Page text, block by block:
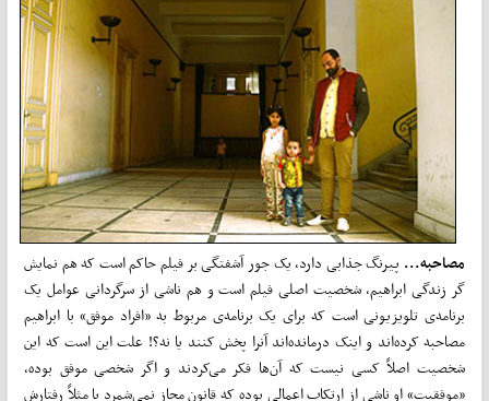
مصاحبه‌...پیرنگ جذابی دارد، یک جور آشفتگی بر فیلم حاکم است که هم نمایش­‌
گر زندگی ابراهیم، شخصیت اصلی فیلم است و هم ناشی از سرگردانی عوامل یک
برنامه‌ی تلویزیونی است که برای یک برنامه‌ی مربوط به «افراد موفق» با ابراهیم
مصاحبه کرده­‌اند و اینک درمانده‌­­اند آن­­را پخش کنند یا نه؟! علت این است که این
شخصیت اصلاً کسی نیست که آن­­­‌ها فکر می‌کردند و اگر شخصی موفق بوده،
«موفقیت» ­او ناشی از ارتکاب اعمالی بوده که قانون مجاز نمی­­‌شمرد یا مثلاً رفتارش